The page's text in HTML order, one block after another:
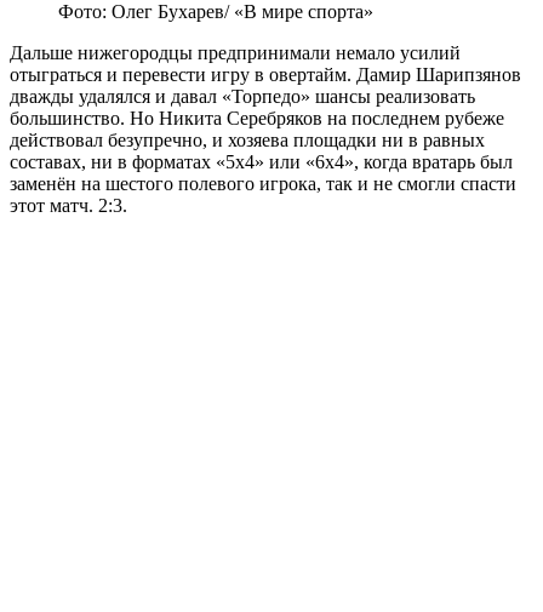
Фото: Олег Бухарев/ «В мире спорта»
Дальше нижегородцы предпринимали немало усилий
отыграться и перевести игру в овертайм. Дамир Шарипзянов
дважды удалялся и давал «Торпедо» шансы реализовать
большинство. Но Никита Серебряков на последнем рубеже
действовал безупречно, и хозяева площадки ни в равных
составах, ни в форматах «5х4» или «6х4», когда вратарь был
заменён на шестого полевого игрока, так и не смогли спасти
этот матч. 2:3.